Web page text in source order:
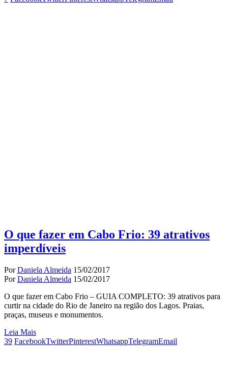
O que fazer em Cabo Frio: 39 atrativos
imperdíveis
PorDaniela Almeida 15/02/2017
PorDaniela Almeida 15/02/2017
O que fazer em Cabo Frio – GUIA COMPLETO: 39 atrativos para
curtir na cidade do Rio de Janeiro na região dos Lagos. Praias,
praças, museus e monumentos.
Leia Mais
39 FacebookTwitterPinterestWhatsappTelegramEmail